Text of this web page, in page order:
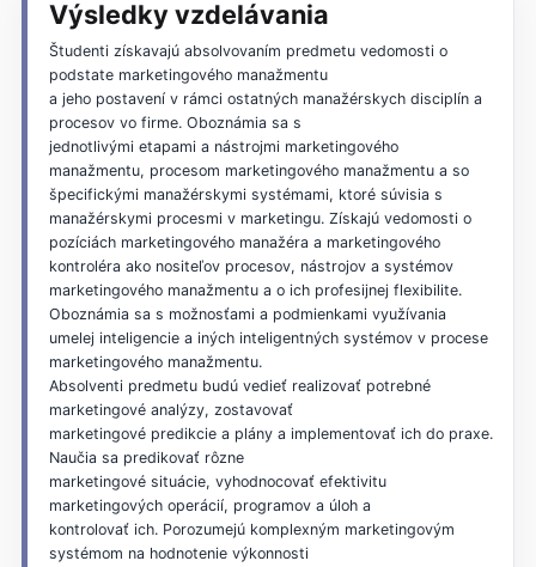
Výsledky vzdelávania
Študenti získavajú absolvovaním predmetu vedomosti o
podstate marketingového manažmentu
a jeho postavení v rámci ostatných manažérskych disciplín a
procesov vo firme. Oboznámia sa s
jednotlivými etapami a nástrojmi marketingového
manažmentu, procesom marketingového manažmentu a so
špecifickými manažérskymi systémami, ktoré súvisia s
manažérskymi procesmi v marketingu. Získajú vedomosti o
pozíciách marketingového manažéra a marketingového
kontroléra ako nositeľov procesov, nástrojov a systémov
marketingového manažmentu a o ich profesijnej flexibilite.
Oboznámia sa s možnosťami a podmienkami využívania
umelej inteligencie a iných inteligentných systémov v procese
marketingového manažmentu.
Absolventi predmetu budú vedieť realizovať potrebné
marketingové analýzy, zostavovať
marketingové predikcie a plány a implementovať ich do praxe.
Naučia sa predikovať rôzne
marketingové situácie, vyhodnocovať efektivitu
marketingových operácií, programov a úloh a
kontrolovať ich. Porozumejú komplexným marketingovým
systémom na hodnotenie výkonnosti